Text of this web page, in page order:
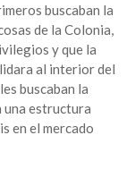
buscaban la
de la Colonia,
y que la
al interior del
buscaban la
una estructura
en el mercado